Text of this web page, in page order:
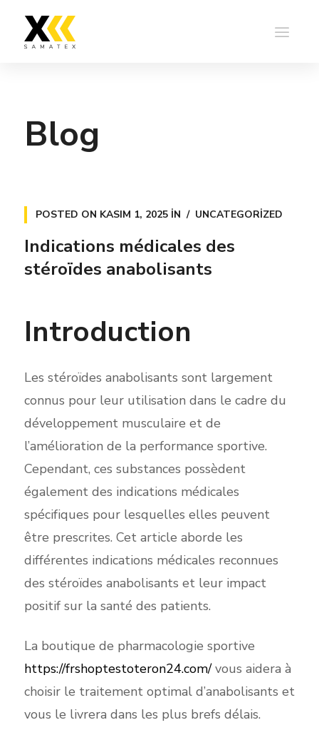
Blog
POSTED ON KASIM 1, 2025IN UNCATEGORIZED
Indications médicales des
stéroïdes anabolisants
Introduction
Les stéroïdes anabolisants sont largement
connus pour leur utilisation dans le cadre du
développement musculaire et de
l’amélioration de la performance sportive.
Cependant, ces substances possèdent
également des indications médicales
spécifiques pour lesquelles elles peuvent
être prescrites. Cet article aborde les
différentes indications médicales reconnues
des stéroïdes anabolisants et leur impact
positif sur la santé des patients.
La boutique de pharmacologie sportive
https://frshoptestoteron24.com/vous aidera à
choisir le traitement optimal d’anabolisants et
vous le livrera dans les plus brefs délais.